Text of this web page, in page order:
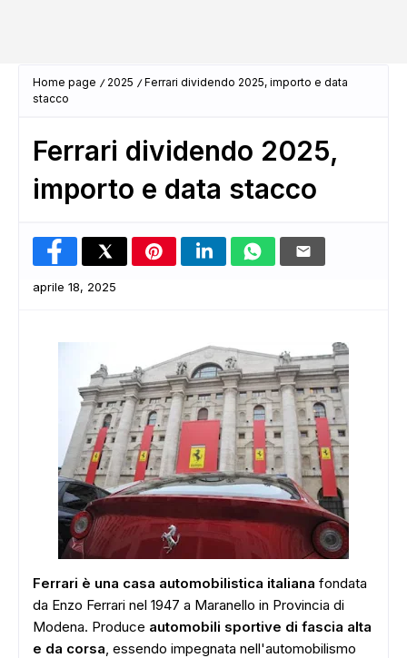
Home page 2025
Ferrari dividendo 2025, importo e data
stacco
Ferrari dividendo 2025,
importo e data stacco
aprile 18, 2025
Ferrari è una casa automobilistica italiana fondata
da Enzo Ferrari nel 1947 a Maranello in Provincia di
Modena. Produce automobili sportive di fascia alta
e da corsa, essendo impegnata nell'automobilismo